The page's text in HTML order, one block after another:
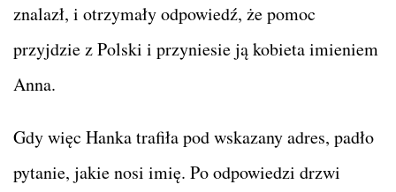
znalazł, i otrzymały odpowiedź, że pomoc
przyjdzie z Polski i przyniesie ją kobieta imieniem
Anna.
Gdy więc Hanka trafiła pod wskazany adres, padło
pytanie, jakie nosi imię. Po odpowiedzi drzwi